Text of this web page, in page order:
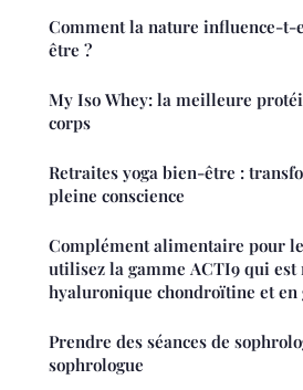
Comment la nature influence-
être ?
My Iso Whey: la meilleure
corps
Retraites yoga bien-être :
pleine conscience
Complément alimentaire pour
utilisez la gamme ACTI9 qui est
hyaluronique chondroïtine et en
Prendre des séances de
sophrologue